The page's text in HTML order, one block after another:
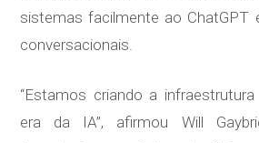
sistemas facilmente ao ChatGPT
conversacionais.
“Estamos criando a
era da IA”, afirmou Will